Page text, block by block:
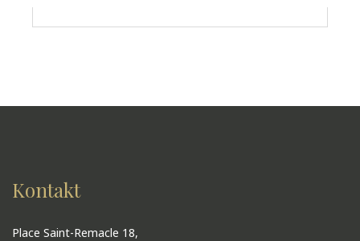
Kontakt
Place Saint-Remacle 18,